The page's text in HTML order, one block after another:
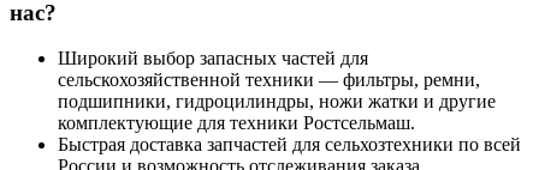
нас?
Широкий выбор запасных частей для
сельскохозяйственной техники — фильтры, ремни,
подшипники, гидроцилиндры, ножи жатки и другие
комплектующие для техники Ростсельмаш.
Быстрая доставка запчастей для сельхозтехники по всей